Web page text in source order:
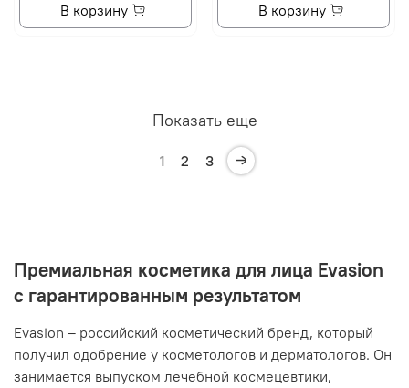
В корзину В корзину
Показать еще
1 2 3
Премиальная косметика для лица Evasion
с гарантированным результатом
Evasion – российский косметический бренд, который
получил одобрение у косметологов и дерматологов. Он
занимается выпуском лечебной космецевтики,